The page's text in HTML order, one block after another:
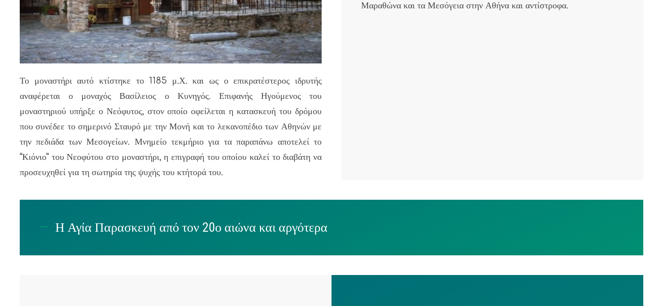
Το μοναστήρι αυτό κτίστηκε το 1185 μ.Χ. και ως ο επικρατέστερος ιδρυτής
αναφέρεται ο μοναχός Βασίλειος ο Κυνηγός. Επιφανής Ηγούμενος του
μοναστηριού υπήρξε ο Νεόφυτος, στον οποίο οφείλεται η κατασκευή του δρόμου
που συνέδεε το σημερινό Σταυρό με την Μονή και το λεκανοπέδιο των Αθηνών με
την πεδιάδα των Μεσογείων. Μνημείο τεκμήριο για τα παραπάνω αποτελεί το
“Κιόνιο” του Νεοφύτου στο μοναστήρι, η επιγραφή του οποίου καλεί το διαβάτη να
προσευχηθεί για τη σωτηρία της ψυχής του κτήτορά του.
Μαραθώνα και τα Μεσόγεια στην Αθήνα και αντίστροφα.
Η Αγία Παρασκευή από τον 20ο αιώνα και αργότερα